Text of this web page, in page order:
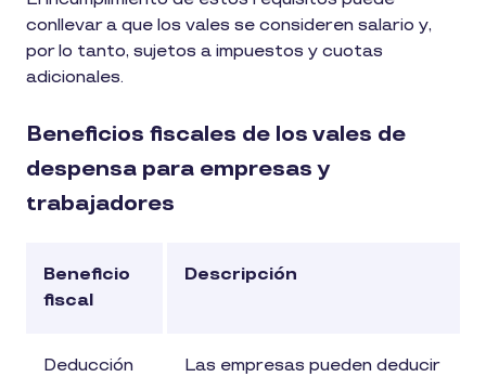
conllevar a que los vales se consideren salario y,
por lo tanto, sujetos a impuestos y cuotas
adicionales.
Beneficios fiscales de los vales de
despensa para empresas y
trabajadores
Beneficio
fiscal
Descripción
Deducción
Las empresas pueden deducir